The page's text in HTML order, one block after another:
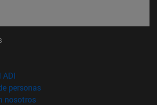
en nueva ventana)
personas(abre en nueva ventana)
nosotros(abre en nueva ventana)